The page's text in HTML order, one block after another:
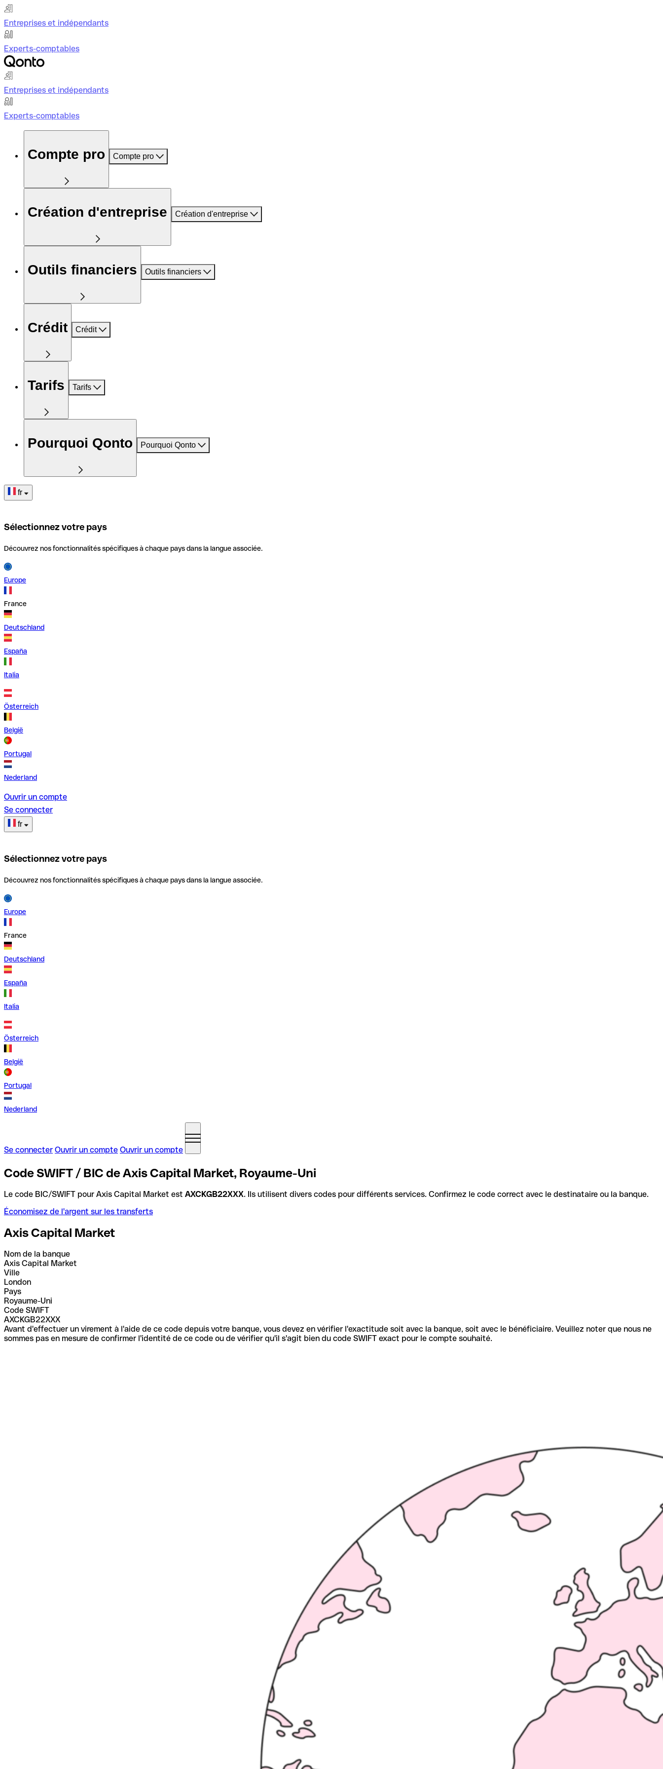
Entreprises et indépendants
Experts-comptables
Entreprises et indépendants
Experts-comptables
Compte pro Compte pro
Création d'entreprise Création d'entreprise
Outils financiers Outils financiers
Crédit Crédit
Tarifs Tarifs
Pourquoi Qonto Pourquoi Qonto
fr
Sélectionnez votre pays
Découvrez nos fonctionnalités spécifiques à chaque pays dans la langue associée.
Europe
France
Deutschland
España
Italia
Österreich
België
Portugal
Nederland
Ouvrir un compte
Se connecter
fr
Sélectionnez votre pays
Découvrez nos fonctionnalités spécifiques à chaque pays dans la langue associée.
Europe
France
Deutschland
España
Italia
Österreich
België
Portugal
Nederland
Se connecter Ouvrir un compte Ouvrir un compte
Code SWIFT / BIC de Axis Capital Market, Royaume-Uni
Le code BIC/SWIFT pour Axis Capital Market est AXCKGB22XXX. Ils utilisent divers codes pour différents services. Confirmez le code correct avec le destinataire ou la banque.
Économisez de l'argent sur les transferts
Axis Capital Market
Nom de la banque
Axis Capital Market
Ville
London
Pays
Royaume-Uni
Code SWIFT
AXCKGB22XXX
Avant d'effectuer un virement à l'aide de ce code depuis votre banque, vous devez en vérifier l'exactitude soit avec la banque, soit avec le bénéficiaire. Veuillez noter que nous ne
sommes pas en mesure de confirmer l'identité de ce code ou de vérifier qu'il s'agit bien du code SWIFT exact pour le compte souhaité.